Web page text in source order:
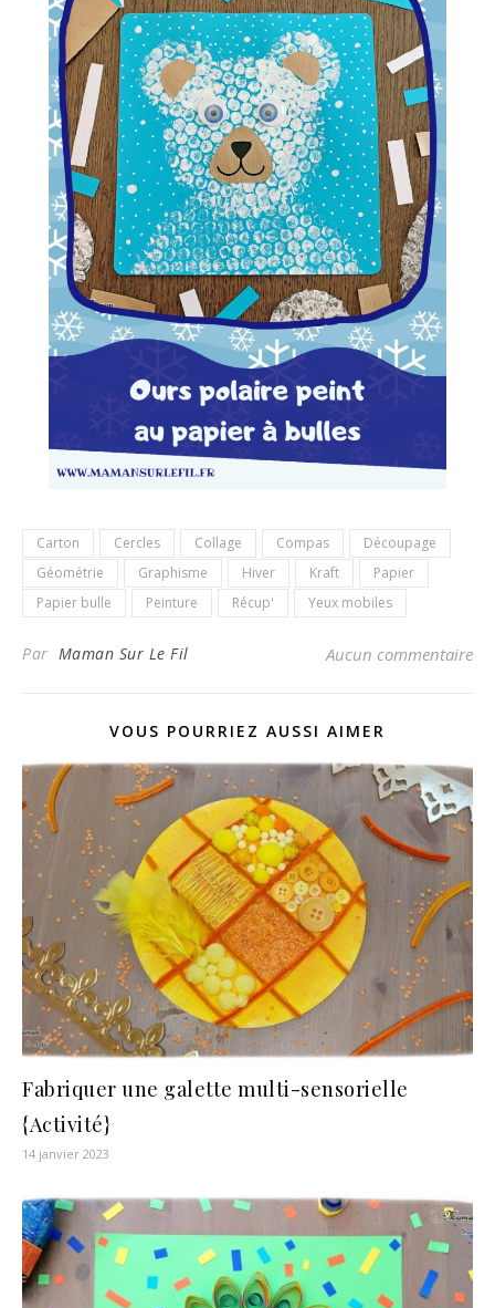
Carton Cercles Collage Compas
Découpage
Géométrie
Graphisme Hiver Kraft
Papier
Papier bulle
Peinture Récup' Yeux mobiles
Par Maman Sur Le Fil Aucun commentaire
VOUS POURRIEZ AUSSI AIMER
Fabriquer une galette multi-sensorielle
{Activité}
14 janvier 2023